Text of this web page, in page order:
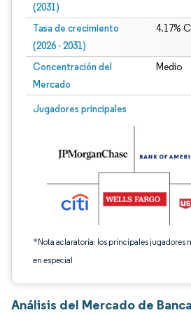
(2031)
Tasa de crecimiento
(2026 - 2031)
4.17%
Concentración del
Mercado
Medio
Jugadores principales
*Nota aclaratoria: los principales jugadores
en especial
Imagen © Mordor Intelligence. El uso
Análisis del Mercado de